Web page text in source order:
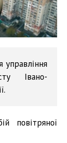
управління
Івано-
повітряної